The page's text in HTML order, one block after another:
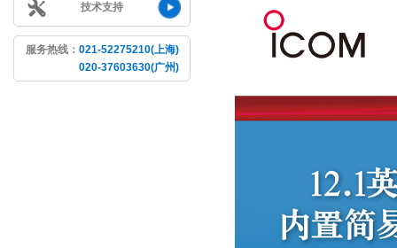
技术支持
服务热线： 021-52275210(上海)
020-37603630(广州)